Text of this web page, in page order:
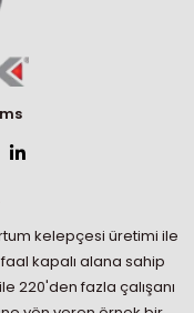
kelepçesi üretimi ile
kapalı alana sahip
220'den fazla çalışanı